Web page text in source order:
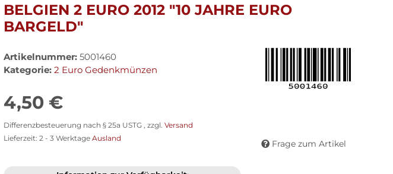
BELGIEN 2 EURO 2012 "10 JAHRE EURO
BARGELD"
Artikelnummer: 5001460
Kategorie: 2 Euro Gedenkmünzen
4,50 €
Differenzbesteuerung nach § 25a USTG , zzgl. Versand
Lieferzeit: 2 - 3 Werktage Ausland
Frage zum Artikel